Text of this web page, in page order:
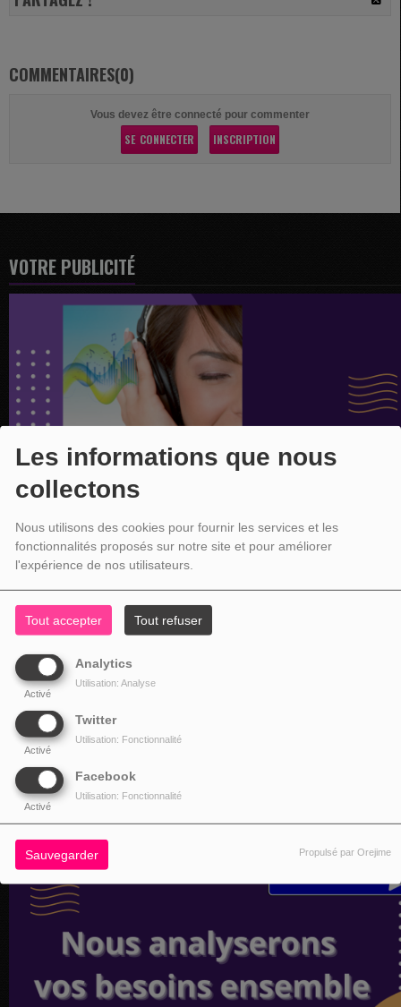
Les informations que nous
collectons
Nous utilisons des cookies pour fournir les services et les
fonctionnalités proposés sur notre site et pour améliorer
l'expérience de nos utilisateurs.
Tout accepter Tout refuser
Analytics
Activé
Utilisation: Analyse
Twitter
Activé
Utilisation: Fonctionnalité
Facebook
Activé
Utilisation: Fonctionnalité
Sauvegarder Propulsé par Orejime
COMMENTAIRES(0)
Vous devez être connecté pour commenter
SE CONNECTER INSCRIPTION
VOTRE PUBLICITÉ